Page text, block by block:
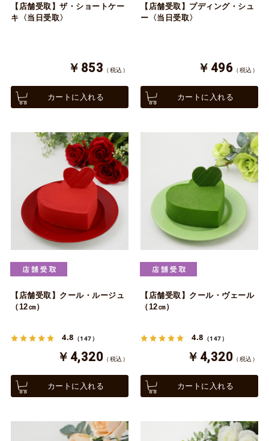
【店舗受取】ザ・ショートケー
キ〈当日受取〉
￥853 （税込）
カートに入れる
【店舗受取】プディング・シュ
ー〈当日受取〉
￥496 （税込）
カートに入れる
【店舗受取】クール・ルージュ
（12㎝）
4.8 （147）
￥4,320 （税込）
カートに入れる
【店舗受取】クール・ヴェール
（12㎝）
4.8 （147）
￥4,320 （税込）
カートに入れる